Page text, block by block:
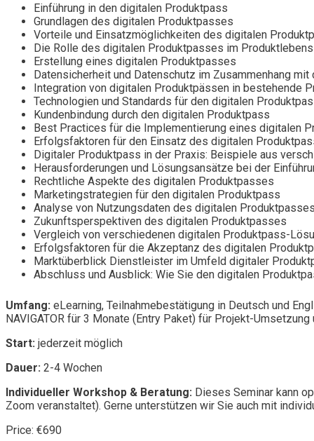
Einführung in den digitalen Produktpass
Grundlagen des digitalen Produktpasses
Vorteile und Einsatzmöglichkeiten des digitalen
Die Rolle des digitalen Produktpasses im
Erstellung eines digitalen Produktpasses
Datensicherheit und Datenschutz im Zusammenhang
Integration von digitalen Produktpässen in bestehende
Technologien und Standards für den digitalen
Kundenbindung durch den digitalen Produktpass
Best Practices für die Implementierung eines digitalen
Erfolgsfaktoren für den Einsatz des digitalen
Digitaler Produktpass in der Praxis: Beispiele aus
Herausforderungen und Lösungsansätze bei der
Rechtliche Aspekte des digitalen Produktpasses
Marketingstrategien für den digitalen Produktpass
Analyse von Nutzungsdaten des digitalen
Zukunftsperspektiven des digitalen Produktpasses
Vergleich von verschiedenen digitalen Produktpass-
Erfolgsfaktoren für die Akzeptanz des digitalen
Marktüberblick Dienstleister im Umfeld digitaler
Abschluss und Ausblick: Wie Sie den digitalen
Umfang: eLearning, Teilnahmebestätigung in Deutsch und
NAVIGATOR für 3 Monate (Entry Paket) für Projekt-
Start: jederzeit möglich
Dauer: 2-4 Wochen
Individueller Workshop & Beratung: Dieses Seminar kann
Zoom veranstaltet). Gerne unterstützen wir Sie auch mit
Price: €690